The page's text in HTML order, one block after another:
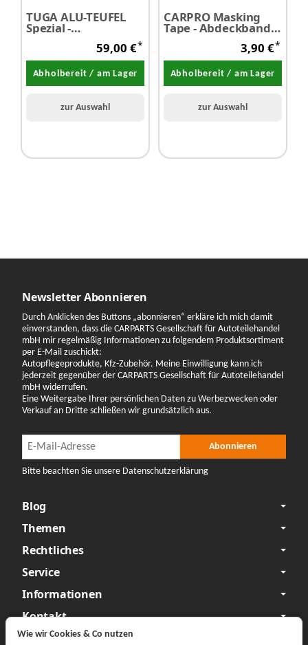
TUGA ALU-TEUFEL
Spezial -
Felgenreiniger Gel
grün 5,0 Liter59,00 €*
Abholbereit / am Lager
zur Auswahl
CARPRO Masking
Tape - Abdeckband
15 mm x 40 m 1
3,90 €*
Abholbereit / am Lager
zur Auswahl
Newsletter Abonnieren
Durch Anklicken des Buttons „abonnieren“ erkläre ich mich damit
einverstanden, dass die CARPARTS Gesellschaft für Autoteilehandel
mbH mir regelmäßig Informationen zu folgendem Produktsortiment
per E-Mail zuschickt:
Autopflegeprodukte, Kfz-Zubehör. Meine Einwilligung kann ich
jederzeit gegenüber der CARPARTS Gesellschaft für Autoteilehandel
mbH widerrufen.
Eine Weitergabe Ihrer persönlichen Daten zu Werbezwecken oder
Verkauf an Dritte schließen wir grundsätzlich aus.
Newsletter Abonnieren Abonnieren
Bitte beachten Sie unsere Datenschutzerklärung
Blog
Themen
Rechtliches
Service
Informationen
Kontakt
Wie wir Cookies & Co nutzen